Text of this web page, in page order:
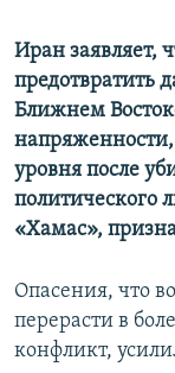
Иран заявляет,
предотвратить
Ближнем
напряженности,
уровня после
политического
«Хамас»,
Опасения, что
перерасти в
конфликт,